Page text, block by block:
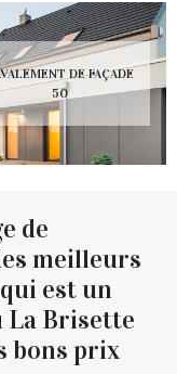
DE FAÇADE
50
de
meilleurs
est un
La Brisette
bons prix